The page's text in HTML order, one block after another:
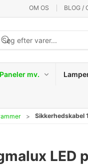
OM OS BLOG /
Paneler mv.
Sikkerhedskabel
LED